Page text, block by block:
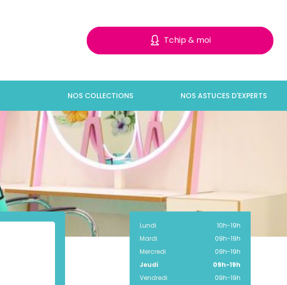
Tchip & moi
NOS COLLECTIONS NOS ASTUCES D'EXPERTS
Lundi 10h-19h
Mardi
09h-19h
Mercredi
09h-19h
Jeudi
09h-19h
Vendredi
09h-19h